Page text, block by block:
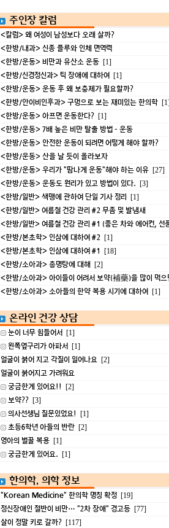
주인장 칼럼
<칼럼> 왜 여성이 남성보다 오래 살까?
<한방/내과> 신종 플루와 인체 면역력
<한방/운동> 비만과 유산소 운동 [1]
<한방/신경정신과> 틱 장애에 대하여 [1]
<한방/운동> 운동 후 왜 보충제가 필요할까?
<한방/안이비인후과> 구멍으로 보는 재미있는 한의학
<한방/운동> 아프면 운동한다? [1]
<한방/운동> 7배 높은 비만 탈출 방법 - 운동
<한방/운동> 안전한 운동이 되려면 어떻게 해야 할까?
<한방/운동> 산을 날 듯이 올라보자
<한방/운동> 우리가 "땀나게 운동"해야 하는 이유 [27]
<한방/운동> 운동도 원리가 있고 방법이 있다. [3]
<한방/일반> 색맹에 관하여 단일 기사 정리 [1]
<한방/일반> 여름철 건강 관리 #2 무좀 및 발냄새
<한방/일반> 여름철 건강 관리 #1 (좋은 차와 에어컨, 선
<한방/본초학> 인삼에 대하여 #2 [1]
<한방/본초학> 인삼에 대하여 #1 [18]
<한방/소아과> 총명탕에 대해 [2]
<한방/소아과> 아이들이 어려서 보약(補藥)을 많이 먹
<한방/소아과> 소아들의 한약 복용 시기에 대하여 [1]
온라인 건강 상담
눈이 너무 힘들어서 [1]
왼쪽옆구리가 아파서 [1]
얼굴이 붉어 지고 각질이 일어나요 [2]
얼굴이 붉어지고 가려워요
궁금한게 있어요!!
[2]
보약?? [3]
의사선생님 질문있었요! [1]
초등6학년 아들의 반란 [2]
영아의 벌꿀 복용 [1]
궁금한게 있어요. [1]
한의학, 의학 정보
"Korean Medicine" 한의학 명칭 확정 [19]
정신장애인 절반이 비만… "2차 장애" 경고등 [77]
살이 정말 키로 갈까? [117]